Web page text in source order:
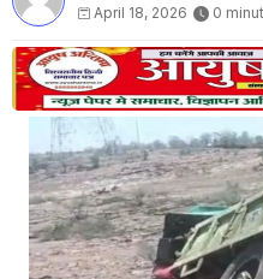
April 18, 2026
0